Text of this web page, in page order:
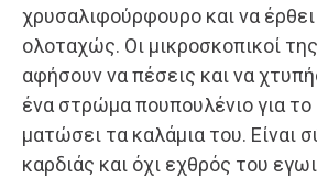
χρυσαλιφούρφουρο και να
ολοταχώς. Οι μικροσκοπικοί
αφήσουν να πέσεις και να
ένα στρώμα πουπουλένιο για το
ματώσει τα καλάμια του. Είναι
καρδιάς και όχι εχθρός του